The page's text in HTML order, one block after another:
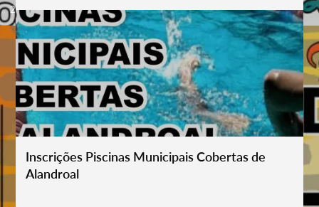
21 - 23 Aug '26
Inscrições Piscinas Municipais Cobertas de
Alandroal